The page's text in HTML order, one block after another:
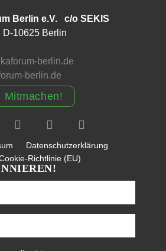
Berlin e.V. c/o SEKIS
D-10625 Berlin
berlin.de
berlin.de
Mitmachen!
Datenschutzerklärung
Richtlinie (EU)